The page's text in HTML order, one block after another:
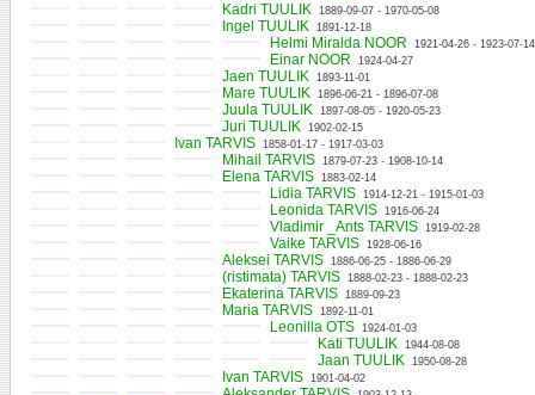
Kadri TUULIK 1889-09-07 - 1970-05-08
Ingel TUULIK 1891-12-18
Helmi Miralda NOOR 1921-04-26 - 1923-07-14
Einar NOOR 1924-04-27
Jaen TUULIK 1893-11-01
Mare TUULIK 1896-06-21 - 1896-07-08
Juula TUULIK 1897-08-05 - 1920-05-23
Juri TUULIK 1902-02-15
Ivan TARVIS 1858-01-17 - 1917-03-03
Mihail TARVIS 1879-07-23 - 1908-10-14
Elena TARVIS 1883-02-14
Lidia TARVIS 1914-12-21 - 1915-01-03
Leonida TARVIS 1916-06-24
Vladimir _Ants TARVIS 1919-02-28
Vaike TARVIS 1928-06-16
Aleksei TARVIS 1886-06-25 - 1886-06-29
(ristimata) TARVIS 1888-02-23 - 1888-02-23
Ekaterina TARVIS 1889-09-23
Maria TARVIS 1892-11-01
Leonilla OTS 1924-01-03
Kati TUULIK 1944-08-08
Jaan TUULIK 1950-08-28
Ivan TARVIS 1901-04-02